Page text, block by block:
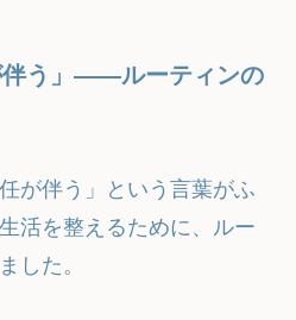
伴う」——ルーティンの
が伴う」という言葉がふ
活を整えるために、ルー
した。